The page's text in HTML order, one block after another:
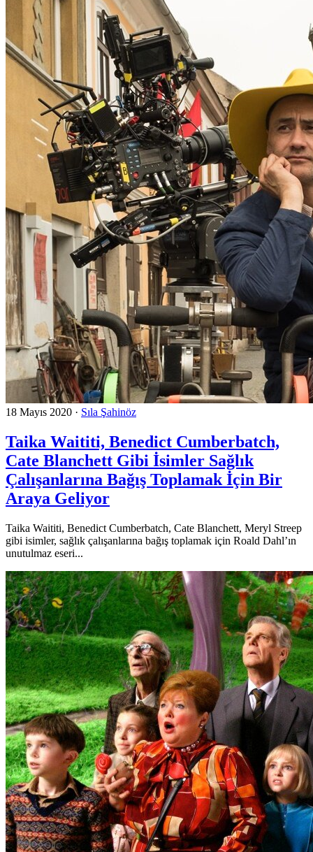
18 Mayıs 2020 · Sıla Şahinöz
Taika Waititi, Benedict Cumberbatch,
Cate Blanchett Gibi İsimler Sağlık
Çalışanlarına Bağış Toplamak İçin Bir
Araya Geliyor
Taika Waititi, Benedict Cumberbatch, Cate Blanchett, Meryl Streep
gibi isimler, sağlık çalışanlarına bağış toplamak için Roald Dahl’ın
unutulmaz eseri...